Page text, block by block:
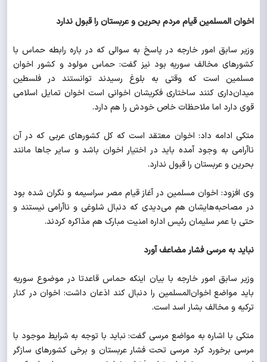
اخوان المسلمین قیام مردم بحرین و عربستان را قبول ندارد
وزیر سابق امور خارجه در پاسخ به سوالی که در باره رابطه حماس با
کشورهای مخالف سوریه بود نیز گفت: حماس مولود و کشور اخوان
مسلمین است که وقتی به بلوغ رسیدند توانستند در فلسطین
میدان‌داری کنند ساختاری فکریشان اخوانی است اخوان تمایل اسلامی
قوی دارد اما ملاحظات خاص خودش را هم دارد.
متکی ادامه داد: اخوان معتقد است که کل کشورهای عربی که در آن
ناآرامی به وجود آمده باید در اختیار اخوان باشد و سایر جاها مانند
بحرین و عربستان را قبول ندارد.
وی افزود: اخوان مسلمین در آغاز قیام مصر سراسیمه و نگران شده بود
در مصاحبه‌هایشان هم می‌دیدی که دنبال شلوغی و ناآرامی نیستند و
حتی با عمر سلیمان رئیس اداره امنیت مبارک هم مذاکره کردند.
نباید به مرسی فشار مضاعف آورد
وزیر سابق امور خارجه با بیان اینکه حماس قاعدتا در موضوع سوریه
باید مواضع اخوان‌المسلمین را دنبال کند اذعان داشت: اخوان در کنار
ترکیه و مخالف بشار اسد است.
متکی با اشاره به مواضع مرسی گفت: نباید با توجه به شرایط موجود با
مرسی برخورد کرد مرسی تحت فشار عربستان و برخی کشورهای سازگر